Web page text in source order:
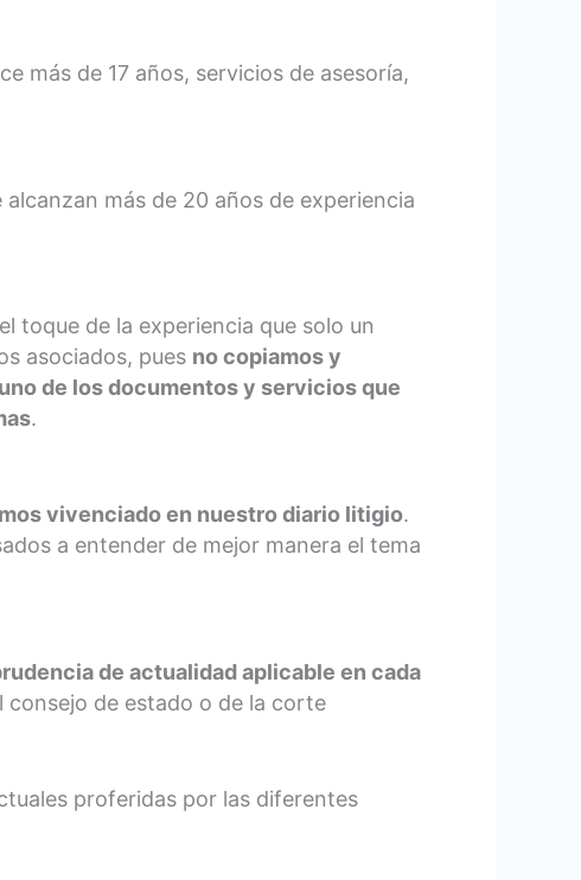
más de 17 años, servicios de asesoría,
más de 20 años de experiencia
toque de la experiencia que solo un
asociados, pues no copiamos y
de los documentos y servicios que
.
vivenciado en nuestro diario litigio.
a entender de mejor manera el tema
de actualidad aplicable en cada
consejo de estado o de la corte
proferidas por las diferentes